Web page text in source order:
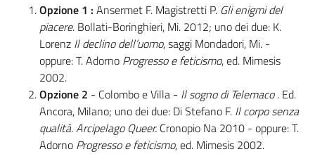
Opzione 1 : Ansermet F. Magistretti P. Gli enigmi del
piacere. Bollati-Boringhieri, Mi. 2012; uno dei due: K.
Lorenz Il declino dell’uomo, saggi Mondadori, Mi. -
oppure: T. Adorno Progresso e feticismo, ed. Mimesis
2002.
Opzione 2 - Colombo e Villa - Il sogno di Telemaco. Ed.
Ancora, Milano; uno dei due: Di Stefano F. Il corpo senza
qualità. Arcipelago Queer. Cronopio Na 2010 - oppure: T.
Adorno Progresso e feticismo, ed. Mimesis 2002.